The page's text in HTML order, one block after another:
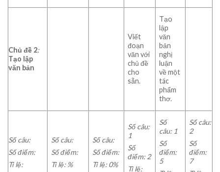
Chủ đề 2:
Tạo lập
văn bản
Viết
đoạn
văn với
chủ đề
cho
sẵn.
Tạo
lập
văn
bản
nghị
luận
về một
tác
phẩm
thơ.
Số câu:
Số điểm:
Tỉ lệ:
Số câu:
Số điểm:
Tỉ lệ: %
Số câu:
Số điểm:
Tỉ lệ: 0%
Số câu:
1
Số
điểm:2
Tỉ lệ:
Số
câu:1
Số
điểm:
5
Số câu:
2
Số
điểm:
7